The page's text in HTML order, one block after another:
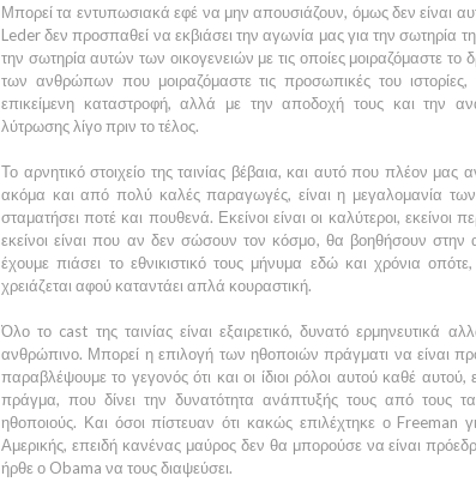
Μπορεί τα εντυπωσιακά εφέ να μην απουσιάζουν, όμως δεν είναι
Lederδεν προσπαθεί να εκβιάσει την αγωνία μας για την σωτηρία
την σωτηρία αυτών των οικογενειών με τις οποίες μοιραζόμαστε
των ανθρώπων που μοιραζόμαστε τις προσωπικές του
επικείμενη καταστροφή, αλλά με την αποδοχή τους και την
λύτρωσης λίγο πριν το τέλος.
Το αρνητικό στοιχείο της ταινίας βέβαια, και αυτό που πλέον μας
ακόμα και από πολύ καλές παραγωγές, είναι η μεγαλομανία
σταματήσει ποτέ και πουθενά. Εκείνοι είναι οι καλύτεροι, εκείνοι
εκείνοι είναι που αν δεν σώσουν τον κόσμο, θα βοηθήσουν στην
έχουμε πιάσει το εθνικιστικό τους μήνυμα εδώ και χρόνια
χρειάζεται αφού καταντάει απλά κουραστική.
Όλο το cast της ταινίας είναι εξαιρετικό, δυνατό ερμηνευτικά
ανθρώπινο. Μπορεί η επιλογή των ηθοποιών πράγματι να είναι
παραβλέψουμε το γεγονός ότι και οι ίδιοι ρόλοι αυτού καθέ αυτού,
πράγμα, που δίνει την δυνατότητα ανάπτυξής τους από τους
ηθοποιούς. Και όσοι πίστευαν ότι κακώς επιλέχτηκε ο Freeman
Αμερικής, επειδή κανένας μαύρος δεν θα μπορούσε να είναι
ήρθε ο Obama να τους διαψεύσει.